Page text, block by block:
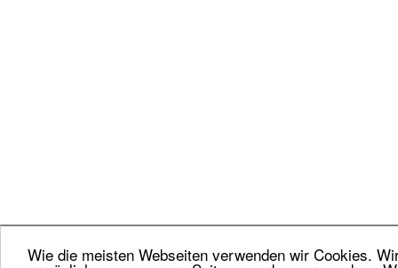
Wie die meisten Webseiten verwenden wir Cookies.